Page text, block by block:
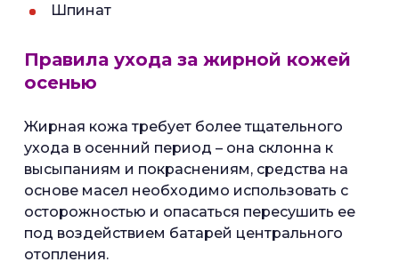
Шпинат
Правила ухода за жирной кожей
осенью
Жирная кожа требует более тщательного
ухода в осенний период – она склонна к
высыпаниям и покраснениям, средства на
основе масел необходимо использовать с
осторожностью и опасаться пересушить ее
под воздействием батарей центрального
отопления.